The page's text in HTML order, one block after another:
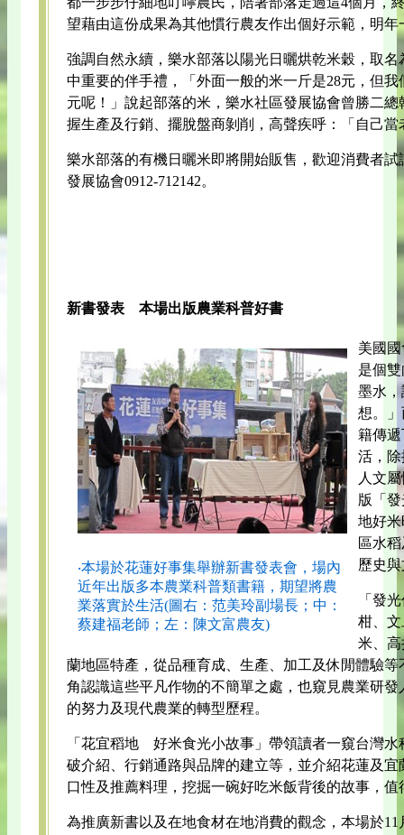
望藉由這份成果為其他慣行農友作出個好示範，明年
強調自然永續，樂水部落以陽光日曬烘乾米穀，取
中重要的伴手禮，「外面一般的米一斤是28元，但
元呢！」說起部落的米，樂水社區發展協會曾勝二
握生產及行銷、擺脫盤商剝削，高聲疾呼：「自己當
樂水部落的有機日曬米即將開始販售，歡迎消費者
發展協會0912-712142。
新書發表 本場出版農業科普好書
‧本場於花蓮好事集舉辦新書發表會，場內
近年出版多本農業科普類書籍，期望將農
業落實於生活(圖右：范美玲副場長；中：
蔡建福老師；左：陳文富農友)
美國
是個
墨水
想。
籍傳
活，
人文
版「
地好
區水
歷史
「發
柑、
米、
蘭地區特產，從品種育成、生產、加工及休閒體驗
角認識這些平凡作物的不簡單之處，也窺見農業研
的努力及現代農業的轉型歷程。
「花宜稻地 好米食光小故事」帶領讀者一窺台灣
破介紹、行銷通路與品牌的建立等，並介紹花蓮及
口性及推薦料理，挖掘一碗好吃米飯背後的故事，值
為推廣新書以及在地食材在地消費的觀念，本場於